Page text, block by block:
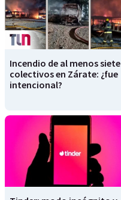
Incendio de al menos siete
colectivos en Zárate: ¿fue
intencional?